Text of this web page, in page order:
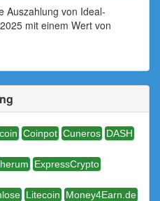
Auszahlung von Ideal-
mit einem Wert von
Coinpot Cuneros DASH
ExpressCrypto
Litecoin Money4Earn.de